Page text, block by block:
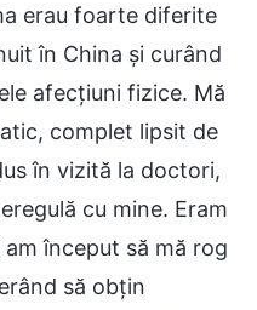
erau foarte diferite
în China și curând
afecțiuni fizice. Mă
complet lipsit de
în vizită la doctori,
cu mine. Eram
început să mă rog
să obțin